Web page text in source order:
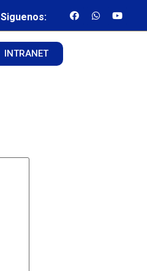
Siguenos:
INTRANET